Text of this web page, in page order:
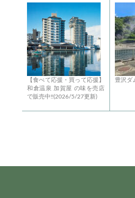
【食べて応援・買って応援】
和倉温泉 加賀屋 の味を売店
で販売中!!(2026/5/27更新)
豊沢ダ